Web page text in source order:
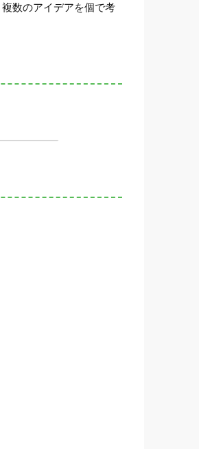
数のアイデアを個で考